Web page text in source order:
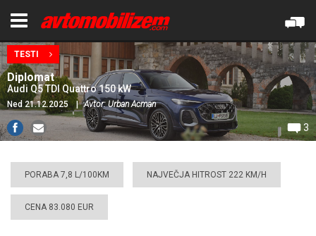
TESTI
Diplomat
Audi Q5 TDI Quattro 150 kW
Ned 21.12.2025 | Avtor: Urban Acman
3
PORABA 7,8 L/100KM NAJVEČJA HITROST 222 KM/H
CENA 83.080 EUR